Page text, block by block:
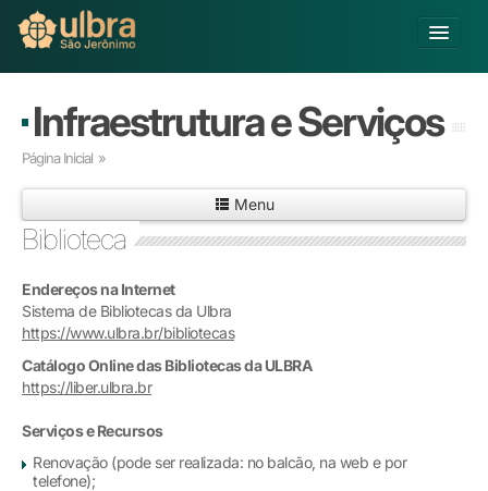
Buscar
Matricule-se
Graduação
Pós-graduação
Educação a Distância
Pesquisa
Extensão
Infraestrutura e Serviços
Inovação
Sobre a ULBRA
Infraestrutura e Serviços
Página Inicial »
Menu
Biblioteca
Endereços na Internet
Sistema de Bibliotecas da Ulbra
https://www.ulbra.br/bibliotecas
Catálogo Online das Bibliotecas da ULBRA
https://liber.ulbra.br
Serviços e Recursos
Renovação (pode ser realizada: no balcão, na web e por
telefone);